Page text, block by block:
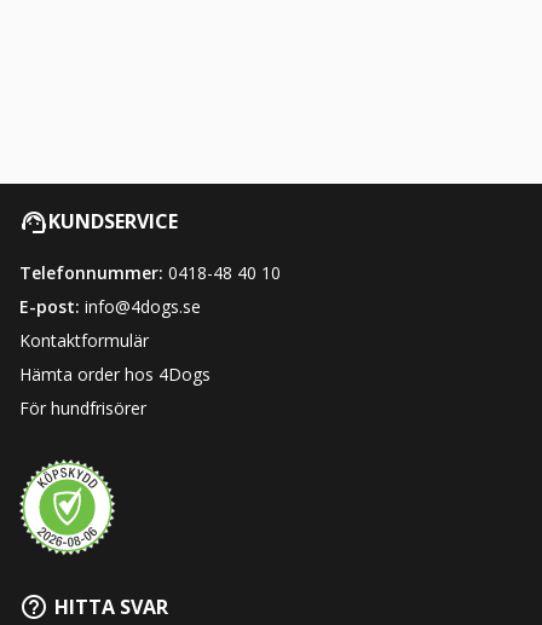
KUNDSERVICE
Telefonnummer: 0418-48 40 10
E-post: info@4dogs.se
Kontaktformulär
Hämta order hos 4Dogs
För hundfrisörer
HITTA SVAR